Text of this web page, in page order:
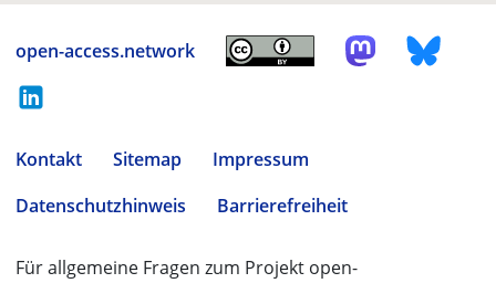
open-access.network
Kontakt Sitemap
Impressum
Datenschutzhinweis
Barrierefreiheit
Für allgemeine Fragen zum Projekt open-